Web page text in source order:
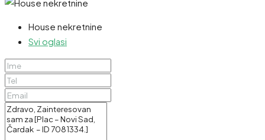
House nekretnine
Svi oglasi